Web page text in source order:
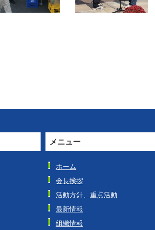
メニュー
ホーム
会長挨拶
活動方針、重点活動
最新情報
組織情報